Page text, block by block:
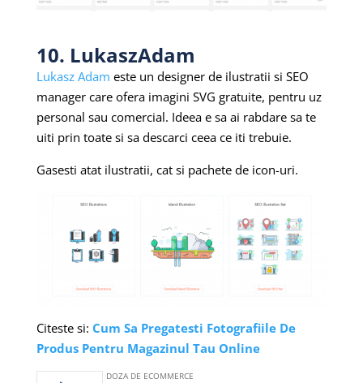
10. LukaszAdam
Lukasz Adam este un designer de ilustratii si SEO
manager care ofera imagini SVG gratuite, pentru uz
personal sau comercial. Ideea e sa ai rabdare sa te
uiti prin toate si sa descarci ceea ce iti trebuie.
Gasesti atat ilustratii, cat si pachete de icon-uri.
Citeste si: Cum Sa Pregatesti Fotografiile De
Produs Pentru Magazinul Tau Online